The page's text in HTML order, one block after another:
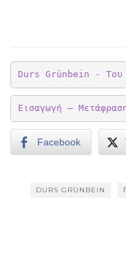
Durs Grünbein - Του
Εισαγωγή –
Facebook
DURS GRÜNBEIN